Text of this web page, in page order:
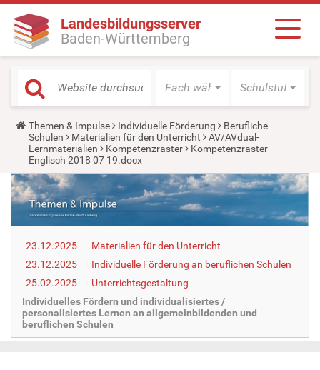
Landesbildungsserver
Baden-Württemberg
Fach wählen Schulstufe
Y
o
u
a
r
e
h
e
r
e
Themen & Impulse Individuelle Förderung
Berufliche
Schulen
Materialien für den Unterricht
AV/AVdual-
Lernmaterialien
Kompetenzraster
Kompetenzraster
Englisch 2018 07 19.docx
23.12.2025
Materialien für den Unterricht
23.12.2025
Individuelle Förderung an beruflichen Schulen
25.02.2025
Unterrichtsgestaltung
Individuelles Fördern und individualisiertes /
personalisiertes Lernen an allgemeinbildenden und
beruflichen Schulen